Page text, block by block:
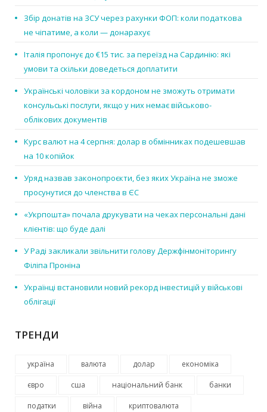
Збір донатів на ЗСУ через рахунки ФОП: коли податкова
не чіпатиме, а коли — донарахує
Італія пропонує до €15 тис. за переїзд на Сардинію: які
умови та скільки доведеться доплатити
Українські чоловіки за кордоном не зможуть отримати
консульські послуги, якщо у них немає військово-
облікових документів
Курс валют на 4 серпня: долар в обмінниках подешевшав
на 10 копійок
Уряд назвав законопроєкти, без яких Україна не зможе
просунутися до членства в ЄС
«Укрпошта» почала друкувати на чеках персональні дані
клієнтів: що буде далі
У Раді закликали звільнити голову Держфінмоніторингу
Філіпа Проніна
Українці встановили новий рекорд інвестицій у військові
облігації
ТРЕНДИ
україна валюта долар економіка
євро сша національний банк банки
податки війна криптовалюта